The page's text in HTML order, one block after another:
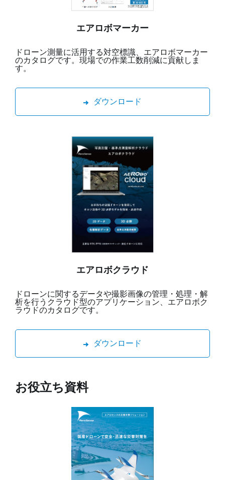
エアロボマーカー
ドローン測量に活用する対空標識、エアロボマーカー
のカタログです。現場での作業工数削減に貢献しま
す。
ダウンロード
エアロボクラウド
ドローンに関するデータや撮影画像の管理・処理・解
析を行うクラウド型のアプリケーション、エアロボク
ラウドのカタログです。
ダウンロード
お役立ち資料